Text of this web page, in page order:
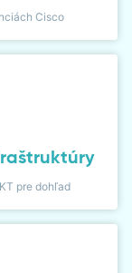
Cisco
pre dohľad